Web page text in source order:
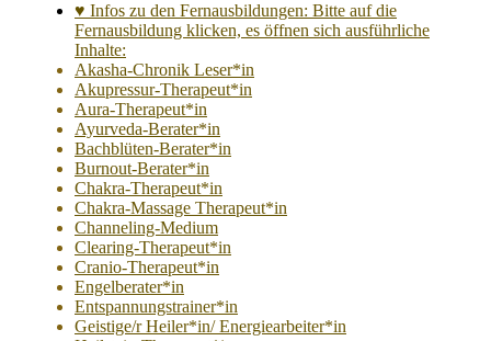
♥ Infos zu den Fernausbildungen: Bitte auf die
Fernausbildung klicken, es öffnen sich ausführliche
Inhalte:
Akasha-Chronik Leser*in
Akupressur-Therapeut*in
Aura-Therapeut*in
Ayurveda-Berater*in
Bachblüten-Berater*in
Burnout-Berater*in
Chakra-Therapeut*in
Chakra-Massage Therapeut*in
Channeling-Medium
Clearing-Therapeut*in
Cranio-Therapeut*in
Engelberater*in
Entspannungstrainer*in
Geistige/r Heiler*in/ Energiearbeiter*in